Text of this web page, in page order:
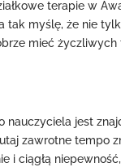
terapie w
tak myślę, że nie
mieć
jest
zawrotne tempo
i ciągłą